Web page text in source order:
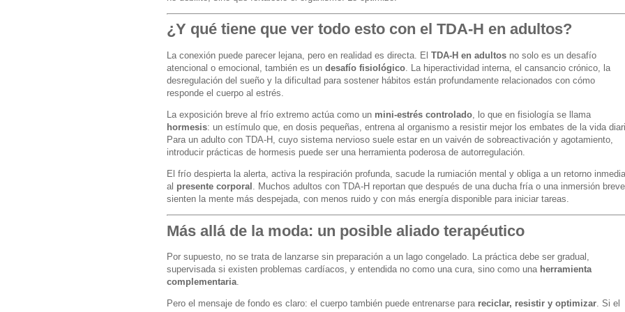
¿Y qué tiene que ver todo esto con el TDA-H en adultos?
La conexión puede parecer lejana, pero en realidad es directa. El TDA-H en adultosno solo es un desafío
atencional o emocional, también es un desafío fisiológico. La hiperactividad interna, el cansancio crónico, la
desregulación del sueño y la dificultad para sostener hábitos están profundamente relacionados con cómo
responde el cuerpo al estrés.
La exposición breve al frío extremo actúa como un mini-estrés controlado, lo que en fisiología se llama
hormesis: un estímulo que, en dosis pequeñas, entrena al organismo a resistir mejor los embates de la vida
Para un adulto con TDA-H, cuyo sistema nervioso suele estar en un vaivén de sobreactivación y agotamiento,
introducir prácticas de hormesis puede ser una herramienta poderosa de autorregulación.
El frío despierta la alerta, activa la respiración profunda, sacude la rumiación mental y obliga a un retorno
al presente corporal . Muchos adultos con TDA-H reportan que después de una ducha fría o una inmersión breve
sienten la mente más despejada, con menos ruido y con más energía disponible para iniciar tareas.
Más allá de la moda: un posible aliado terapéutico
Por supuesto, no se trata de lanzarse sin preparación a un lago congelado. La práctica debe ser gradual,
supervisada si existen problemas cardíacos, y entendida no como una cura, sino como una herramienta
complementaria.
Pero el mensaje de fondo es claro: el cuerpo también puede entrenarse para reciclar, resistir y optimizar. Si el